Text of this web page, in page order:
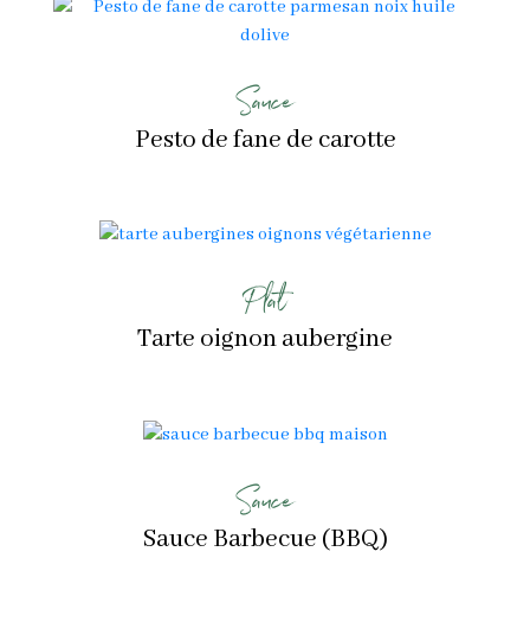
Sauce
Pesto de fane de carotte
Plat
Tarte oignon aubergine
Sauce
Sauce Barbecue (BBQ)